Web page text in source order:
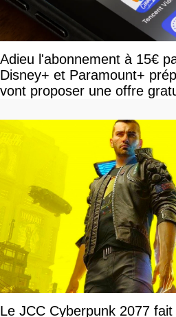
Adieu l'abonnement à 15€
Disney+ et Paramount+
vont proposer une offre
Le JCC Cyberpunk 2077